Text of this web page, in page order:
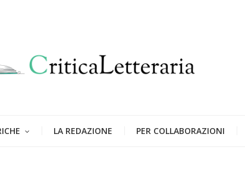
LA REDAZIONE PER COLLABORAZIONI